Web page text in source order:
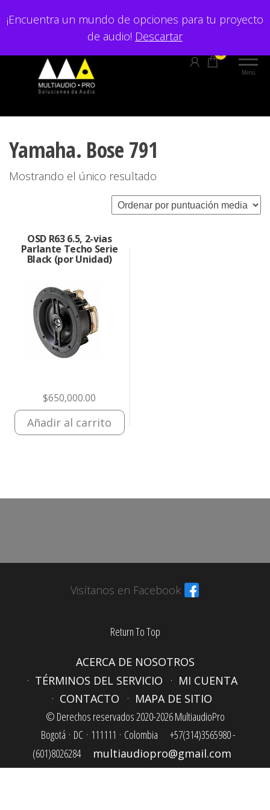
al¡Encuentra un mundo de opciones para tu proyecto
de audio! Descartar
Menú
0
Yamaha. Bose 791
Mostrando el único resultado
OSD R63 6.5, 2-vias
Parlante Techo Serie
Black (por Unidad)
$650,000.00
Añadir al carrito
Visítanos en Facebook
Return To Top
ACERCA DE NOSOTROS
TÉRMINOS DEL SERVICIO
MI CUENTA
CONTACTO
MAPA DE SITIO
© Derechos reservados 2020-2026 MultiaudioPro
Bogotá · DC · 111111 · Colombia
+57(314)3565980 -
(601)8026284
multiaudiopro@gmail.com